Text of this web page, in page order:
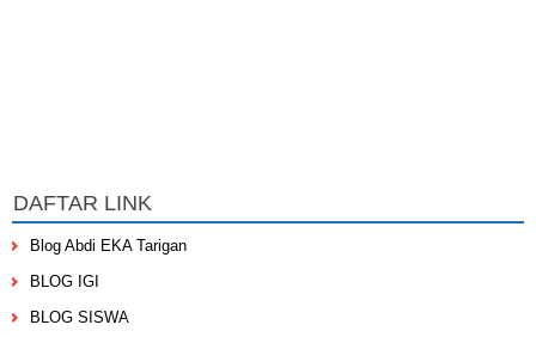
DAFTAR LINK
Blog Abdi EKA Tarigan
BLOG IGI
BLOG SISWA